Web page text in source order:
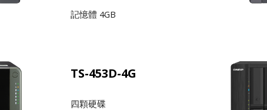
記憶體 4GB
TS-453D-4G
四顆硬碟